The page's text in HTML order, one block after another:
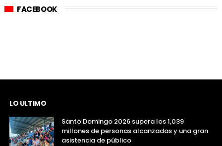
FACEBOOK
LO ULTIMO
Santo Domingo 2026 supera los 1,039
millones de personas alcanzadas y una gran
asistencia de público